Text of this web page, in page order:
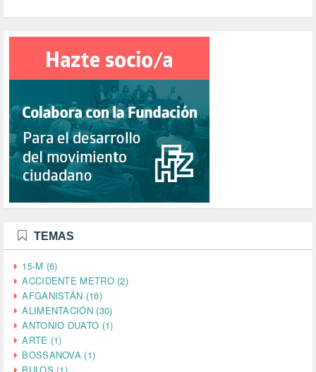
TEMAS
15-M (6)
ACCIDENTE METRO (2)
AFGANISTÁN (16)
ALIMENTACIÓN (30)
ANTONIO DUATO (1)
ARTE (1)
BOSSANOVA (1)